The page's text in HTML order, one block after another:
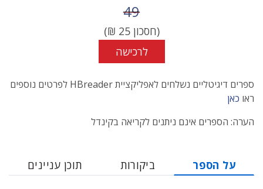
מחיר לפני הנחה
49
(חסכון25
₪)
לרכישה
ספרים דיגיטליים נשלחים לאפליקציית HBreader לפרטים נוספים
ראו כאן
הערה: הספרים אינם ניתנים לקריאה בקינדל
על הספר ביקורות תוכן עניינים